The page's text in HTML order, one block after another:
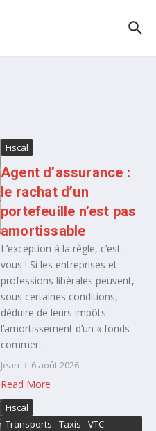
Fiscal
Agent d’assurance :
le rachat d’un
portefeuille n’est pas
amortissable
L’exception à la règle, c’est
vous ! Si les entreprises et
professions libérales peuvent,
sous certaines conditions,
déduire de leurs impôts
l’amortissement d’un « fonds
commer...
Jean 6 août 2026
Read More
Fiscal
Transports - Taxis - VTC -